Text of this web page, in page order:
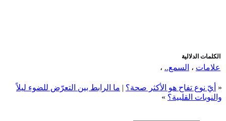
الكلمات الدلالية
علامات ، السمع.. ،
« أيّ نوع تفاح هو الأكثر صحة؟ | ما الرابط بين التعرّض للضوء ليلاً
والنوبات القلبية؟ »